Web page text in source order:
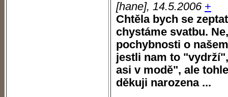
[hane], 14.5.2006 +
Chtěla bych se
chystáme svatbu.
pochybnosti o
jestli nam to
asi v modě", ale
děkuji narozena ...